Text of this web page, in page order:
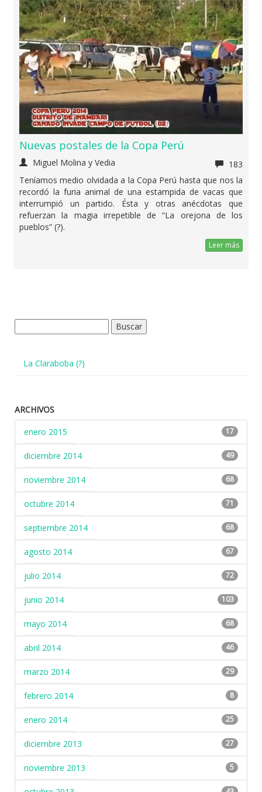
Nuevas postales de la Copa Perú
Miguel Molina y Vedia
183
Teníamos medio olvidada a la Copa Perú hasta que nos la
recordó la furia animal de una estampida de vacas que
interrumpió un partido. Ésta y otras anécdotas que
refuerzan la magia irrepetible de “La orejona de los
pueblos” (?).
Leer más
La Claraboba (?)
ARCHIVOS
enero 2015
17
diciembre 2014 49
noviembre 2014 68
octubre 2014 71
septiembre 2014 68
agosto 2014 67
julio 2014 72
junio 2014 103
mayo 2014 68
abril 2014 46
marzo 2014 29
febrero 2014 8
enero 2014 25
diciembre 2013 27
noviembre 2013 5